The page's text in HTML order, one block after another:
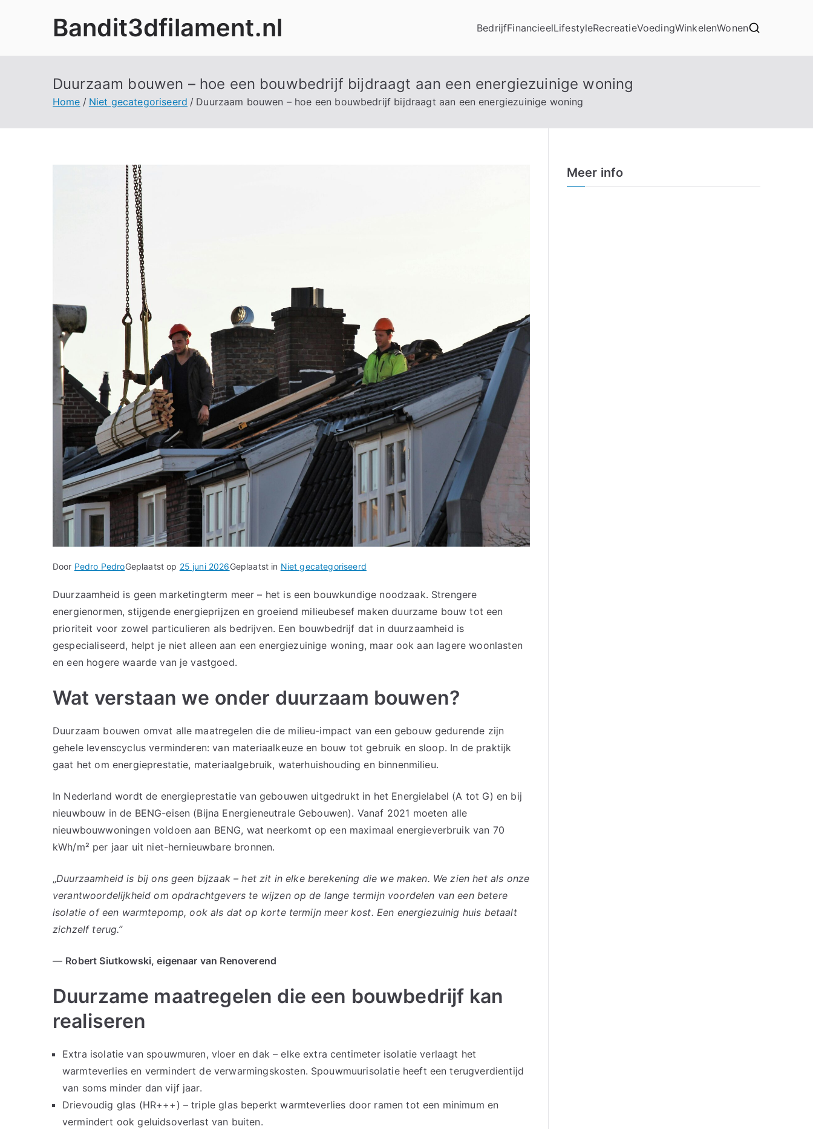
Bandit3dfilament.nl BedrijfFinancieelLifestyleRecreatieVoedingWinkelenWonen
Duurzaam bouwen – hoe een bouwbedrijf bijdraagt aan een energiezuinige woning
Home Niet gecategoriseerd Duurzaam bouwen – hoe een bouwbedrijf bijdraagt aan een energiezuinige woning
Door Pedro PedroGeplaatst op 25 juni 2026Geplaatst in Niet gecategoriseerd
Duurzaamheid is geen marketingterm meer – het is een bouwkundige noodzaak. Strengere
energienormen, stijgende energieprijzen en groeiend milieubesef maken duurzame bouw tot een
prioriteit voor zowel particulieren als bedrijven. Een bouwbedrijf dat in duurzaamheid is
gespecialiseerd, helpt je niet alleen aan een energiezuinige woning, maar ook aan lagere woonlasten
en een hogere waarde van je vastgoed.
Wat verstaan we onder duurzaam bouwen?
Duurzaam bouwen omvat alle maatregelen die de milieu-impact van een gebouw gedurende zijn
gehele levenscyclus verminderen: van materiaalkeuze en bouw tot gebruik en sloop. In de praktijk
gaat het om energieprestatie, materiaalgebruik, waterhuishouding en binnenmilieu.
In Nederland wordt de energieprestatie van gebouwen uitgedrukt in het Energielabel (A tot G) en bij
nieuwbouw in de BENG-eisen (Bijna Energieneutrale Gebouwen). Vanaf 2021 moeten alle
nieuwbouwwoningen voldoen aan BENG, wat neerkomt op een maximaal energieverbruik van 70
kWh/m² per jaar uit niet-hernieuwbare bronnen.
„Duurzaamheid is bij ons geen bijzaak – het zit in elke berekening die we maken. We zien het als onze
verantwoordelijkheid om opdrachtgevers te wijzen op de lange termijn voordelen van een betere
isolatie of een warmtepomp, ook als dat op korte termijn meer kost. Een energiezuinig huis betaalt
zichzelf terug.”
— Robert Siutkowski, eigenaar van Renoverend
Duurzame maatregelen die een bouwbedrijf kan
realiseren
Extra isolatie van spouwmuren, vloer en dak – elke extra centimeter isolatie verlaagt het
warmteverlies en vermindert de verwarmingskosten. Spouwmuurisolatie heeft een terugverdientijd
van soms minder dan vijf jaar.
Drievoudig glas (HR+++) – triple glas beperkt warmteverlies door ramen tot een minimum en
vermindert ook geluidsoverlast van buiten.
Meer info